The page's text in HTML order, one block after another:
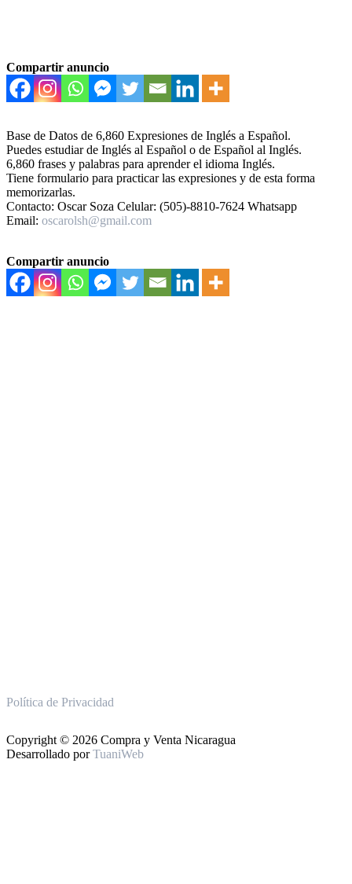
Compartir anuncio
Base de Datos de 6,860 Expresiones de Inglés a Español.
Puedes estudiar de Inglés al Español o de Español al Inglés.
6,860 frases y palabras para aprender el idioma Inglés.
Tiene formulario para practicar las expresiones y de esta forma
memorizarlas.
Contacto: Oscar Soza Celular: (505)-8810-7624 Whatsapp
Email: oscarolsh@gmail.com
Compartir anuncio
Política de Privacidad
Copyright © 2026 Compra y Venta Nicaragua
Desarrollado porTuaniWeb